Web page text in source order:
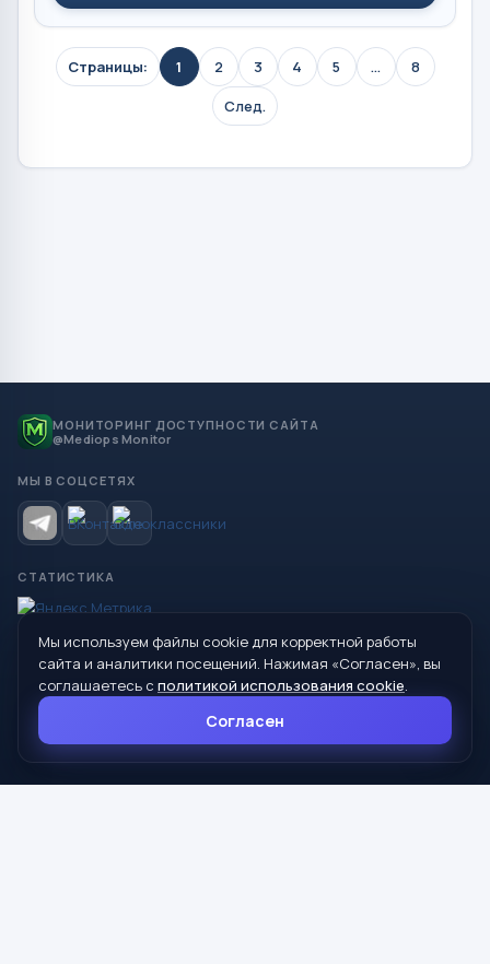
Страницы: 1 2 3 4 5 ...
8
След.
МОНИТОРИНГ ДОСТУПНОСТИ САЙТА
@Mediops Monitor
МЫ В СОЦСЕТЯХ
СТАТИСТИКА
© 2026 Управление образования Администрации МО
Сухой Лог
624800, Свердловская область, г. Сухой Лог, ул. Кирова, дом 7
8 (34373) 4-33-85
Мы используем файлы cookie для корректной работы
сайта и аналитики посещений. Нажимая «Согласен», вы
соглашаетесь с политикой использования cookie.
Согласен